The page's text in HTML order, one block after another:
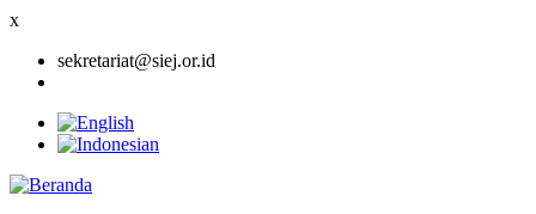
x
sekretariat@siej.or.id